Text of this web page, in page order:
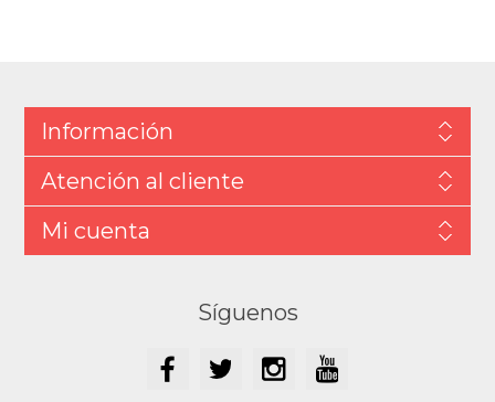
Información
Atención al cliente
Mi cuenta
Síguenos